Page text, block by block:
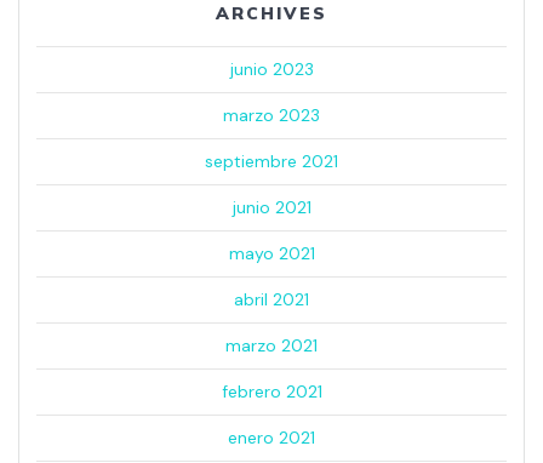
ARCHIVES
junio 2023
marzo 2023
septiembre 2021
junio 2021
mayo 2021
abril 2021
marzo 2021
febrero 2021
enero 2021